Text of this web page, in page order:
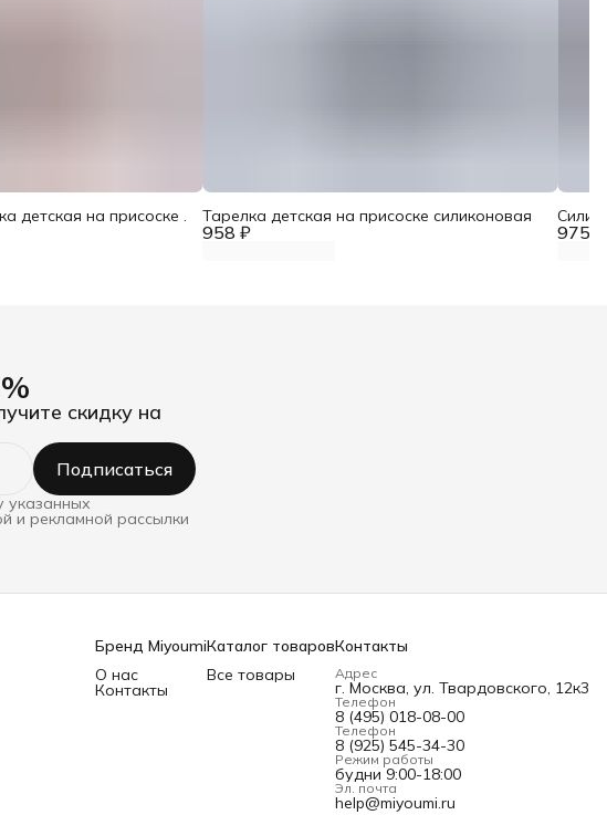
детская на присоске .
958 ₽
Тарелка детская на присоске силиконовая
975 ₽
скидку на
Подписаться
указанных
и рекламной рассылки
Бренд Miyoumi
О нас
Контакты
Каталог товаров
Все товары
Контакты
Адрес
г. Москва, ул. Твардовского, 12к3
Телефон
8 (495) 018-08-00
Телефон
8 (925) 545-34-30
Режим работы
будни 9:00-18:00
Эл. почта
help@miyoumi.ru